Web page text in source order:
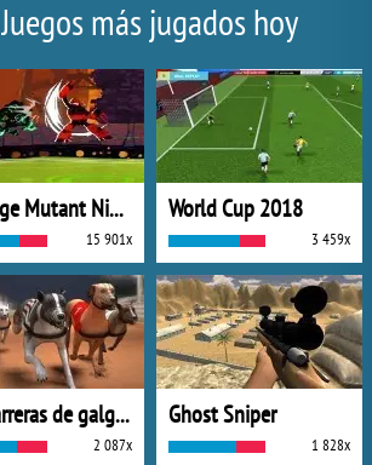
Juegos más jugados hoy
Teenage Mutant Ninja Turtles: Dark Horizons
15 901x
World Cup 2018
3 459x
Las carreras de galgos
2 087x
Ghost Sniper
1 828x